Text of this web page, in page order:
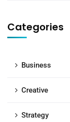
Categories
Business
Creative
Strategy